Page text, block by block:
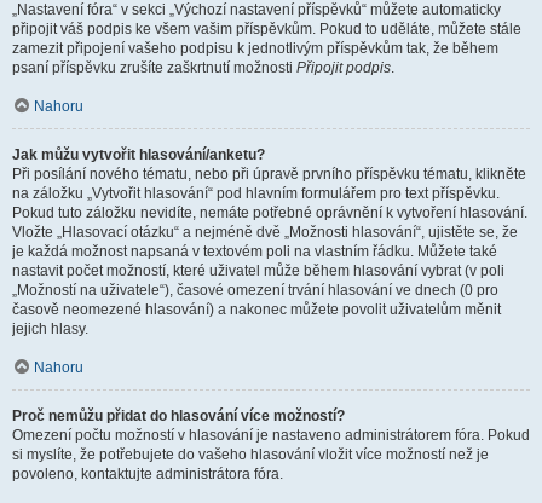
„Nastavení fóra“ v sekci „Výchozí nastavení příspěvků“ můžete automaticky
připojit váš podpis ke všem vašim příspěvkům. Pokud to uděláte, můžete stále
zamezit připojení vašeho podpisu k jednotlivým příspěvkům tak, že během
psaní příspěvku zrušíte zaškrtnutí možnosti Připojit podpis.
Nahoru
Jak můžu vytvořit hlasování/anketu?
Při posílání nového tématu, nebo při úpravě prvního příspěvku tématu, klikněte
na záložku „Vytvořit hlasování“ pod hlavním formulářem pro text příspěvku.
Pokud tuto záložku nevidíte, nemáte potřebné oprávnění k vytvoření hlasování.
Vložte „Hlasovací otázku“ a nejméně dvě „Možnosti hlasování“, ujistěte se, že
je každá možnost napsaná v textovém poli na vlastním řádku. Můžete také
nastavit počet možností, které uživatel může během hlasování vybrat (v poli
„Možností na uživatele“), časové omezení trvání hlasování ve dnech (0 pro
časově neomezené hlasování) a nakonec můžete povolit uživatelům měnit
jejich hlasy.
Nahoru
Proč nemůžu přidat do hlasování více možností?
Omezení počtu možností v hlasování je nastaveno administrátorem fóra. Pokud
si myslíte, že potřebujete do vašeho hlasování vložit více možností než je
povoleno, kontaktujte administrátora fóra.